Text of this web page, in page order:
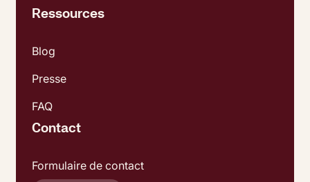
Ressources
Blog
Presse
FAQ
Contact
Formulaire de contact